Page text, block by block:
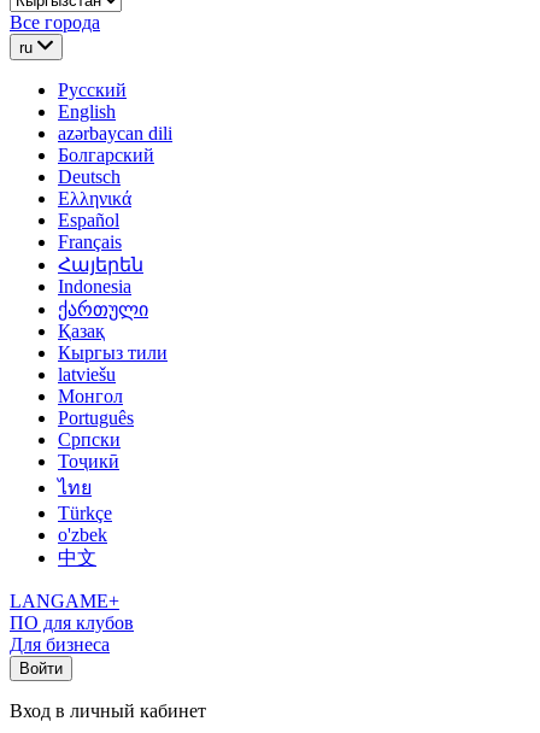
Все города
ru
Русский
English
azərbaycan dili
Болгарский
Deutsch
Ελληνικά
Español
Français
Հայերեն
Indonesia
ქართული
Қазақ
Кыргыз тили
latviešu
Монгол
Português
Српски
Тоҷикӣ
ไทย
Türkçe
o'zbek
中文
LANGAME+
ПО для клубов
Для бизнеса
Войти
Вход в личный кабинет